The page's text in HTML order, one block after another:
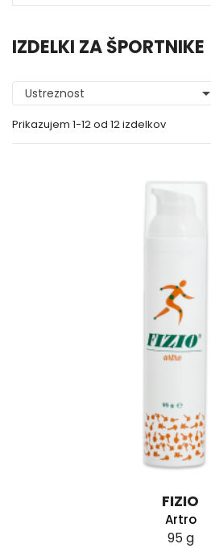
IZDELKI ZA ŠPORTNIKE
Ustreznost 
Prikazujem 1-12 od 12 izdelkov
FIZIO
Artro
95 g